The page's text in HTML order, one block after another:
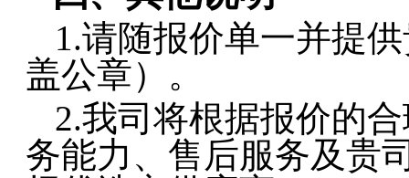
1.请随报价单一并提
盖公章） 。
2.我司将根据报价的
务能力、售后服务及贵